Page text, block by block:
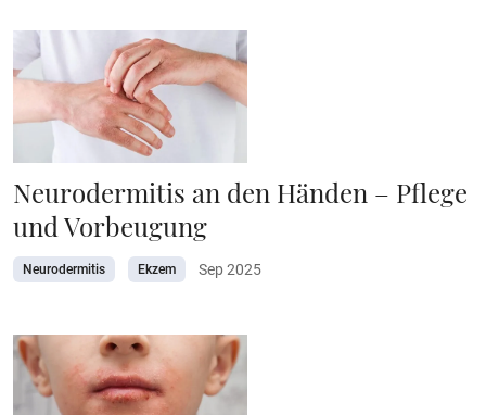
Neurodermitis an den Händen – Pflege
und Vorbeugung
Neurodermitis Ekzem Sep 2025